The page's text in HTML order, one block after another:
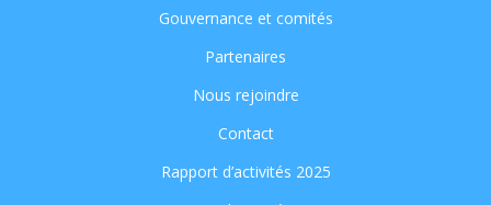
Gouvernance et comités
Partenaires
Nous rejoindre
Contact
Rapport d’activités 2025